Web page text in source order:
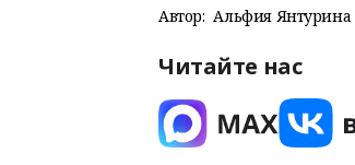
Автор: Альфия Янтурина
Читайте нас